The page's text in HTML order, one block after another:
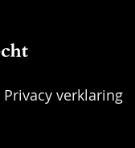
Privacy verklaring